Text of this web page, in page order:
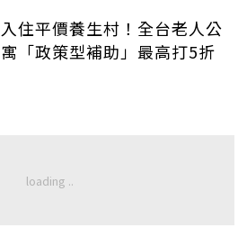
入住平價養生村！全台老人公
寓「政策型補助」最高打5折